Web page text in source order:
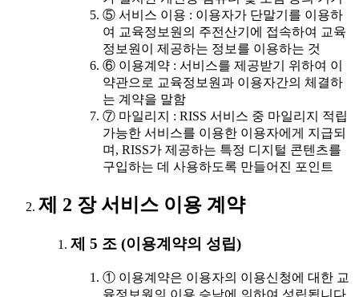
⑤ 서비스 이용 : 이용자가 단말기를 이용하
여 교육정보원의 주전산기에 접속하여 교육
정보원이 제공하는 정보를 이용하는 것
⑥ 이용계약 : 서비스를 제공받기 위하여 이
약관으로 교육정보원과 이용자간의 체결하
는 계약을 말함
⑦ 마일리지 : RISS 서비스 중 마일리지 적립
가능한 서비스를 이용한 이용자에게 지급되
며, RISS가 제공하는 특정 디지털 콘텐츠를
구입하는 데 사용하도록 만들어진 포인트
제 2 장 서비스 이용 계약
제 5 조 (이용계약의 성립)
① 이용계약은 이용자의 이용신청에 대한 교
육정보원의 이용 승낙에 의하여 성립됩니다.